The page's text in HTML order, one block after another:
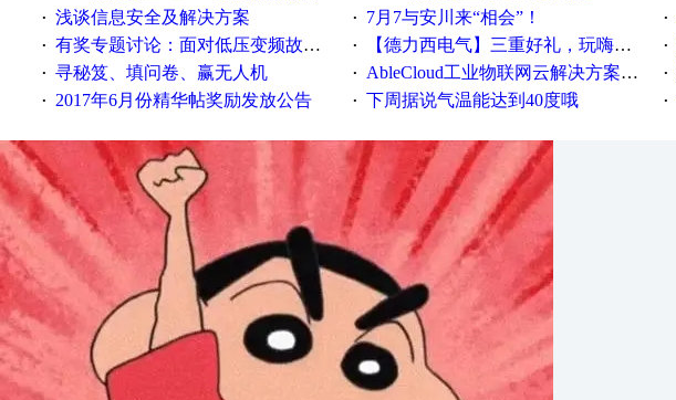
· 浅谈信息安全及解决方案 · 7月7与安川来“相会”！ ·
· 有奖专题讨论：面对低压变频故障，老手是这样解决的！ · 【德力西电气】三重好礼，玩嗨夏日！ ·
· 寻秘笈、填问卷、赢无人机 · AbleCloud工业物联网云解决方案实践及应用 ·
· 2017年6月份精华帖奖励发放公告 · 下周据说气温能达到40度哦 ·